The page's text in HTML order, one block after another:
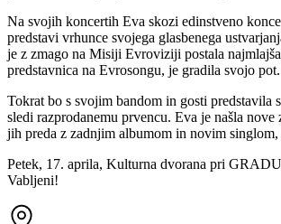
Na svojih koncertih Eva skozi edinstveno
predstavi vrhunce svojega glasbenega
je z zmago na Misiji Evroviziji postala
predstavnica na Evrosongu, je gradila svojo pot.
Tokrat bo s svojim bandom in gosti predstavila
sledi razprodanemu prvencu. Eva je našla nove
jih preda z zadnjim albumom in novim
Petek, 17. aprila, Kulturna dvorana pri
Vabljeni!